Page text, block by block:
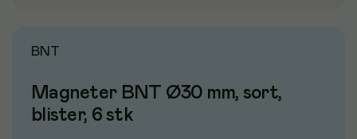
BNT
Magneter BNT Ø30 mm, sort,
blister, 6 stk